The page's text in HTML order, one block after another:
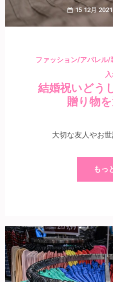
15 12月 2021
ファッション/アパレル/
結婚祝いどう
贈り物
大切な友人やお
もっ